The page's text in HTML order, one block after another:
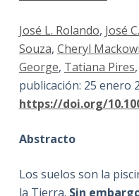
José L. Rolando, José
Souza, Cheryl
George, Tatiana Pires,
publicación: 25 enero
https://doi.org/
Abstracto
Los suelos son la
la Tierra. Sin